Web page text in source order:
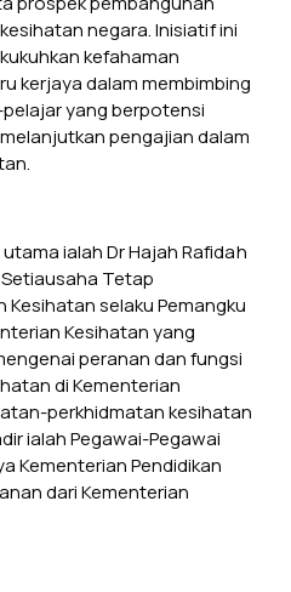
negara. Inisiatif ini
kefahaman
kerjaya dalam membimbing
yang berpotensi
pengajian dalam
ialah Dr Hajah Rafidah
Tetap
selaku Pemangku
Kesihatan yang
peranan dan fungsi
di Kementerian
perkhidmatan kesihatan
ialah Pegawai-Pegawai
Kementerian Pendidikan
dari Kementerian